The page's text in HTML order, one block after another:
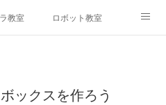
教室 ロボット教室
ックスを作ろう